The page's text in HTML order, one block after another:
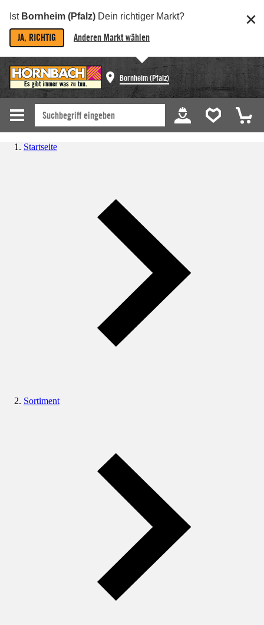
Ist Bornheim (Pfalz) Dein richtiger Markt?
JA, RICHTIG Anderen Markt wählen
Bornheim (Pfalz)
Startseite
Sortiment